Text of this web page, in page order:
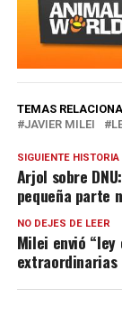
TEMAS
JAVIER MILEI
SIGUIENTE HISTORIA
Arjol sobre
pequeña parte
NO DEJES DE LEER
Milei envió
extraordinarias